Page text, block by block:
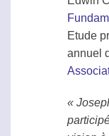
Etude
annuel
«